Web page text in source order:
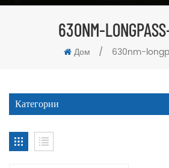
630NM-
Дом / 630nm-
Категории